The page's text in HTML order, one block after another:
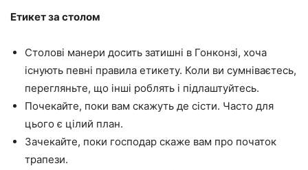
Етикет за столом
Столові манери досить затишні в Гонконзі, хоча
існують певні правила етикету. Коли ви сумніваєтесь,
перегляньте, що інші роблять і підлаштуйтесь.
Почекайте, поки вам скажуть де сісти. Часто для
цього є цілий план.
Зачекайте, поки господар скаже вам про початок
трапези.